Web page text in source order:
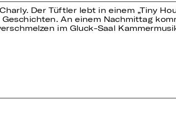
Der Tüftler lebt in einem „Tiny
An einem Nachmittag
im Gluck-Saal